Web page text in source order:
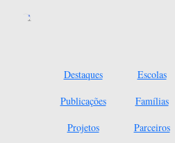
Destaques
Publicações
Projetos
Escolas
Famílias
Parceiros